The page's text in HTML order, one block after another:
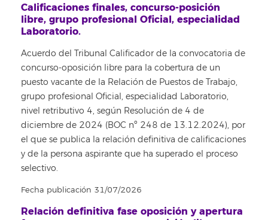
Calificaciones finales, concurso-posición
libre, grupo profesional Oficial, especialidad
Laboratorio.
Acuerdo del Tribunal Calificador de la convocatoria de
concurso-oposición libre para la cobertura de un
puesto vacante de la Relación de Puestos de Trabajo,
grupo profesional Oficial, especialidad Laboratorio,
nivel retributivo 4, según Resolución de 4 de
diciembre de 2024 (BOC nº 248 de 13.12.2024), por
el que se publica la relación definitiva de calificaciones
y de la persona aspirante que ha superado el proceso
selectivo.
Fecha publicación 31/07/2026
Relación definitiva fase oposición y apertura